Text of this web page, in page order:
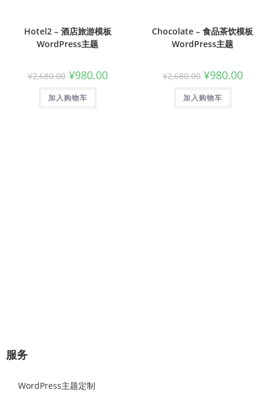
Hotel2 – 酒店旅游模板
WordPress主题
¥2,680.00 ¥980.00
加入购物车
Chocolate – 食品茶饮模板
WordPress主题
¥2,680.00 ¥980.00
加入购物车
服务
WordPress主题定制